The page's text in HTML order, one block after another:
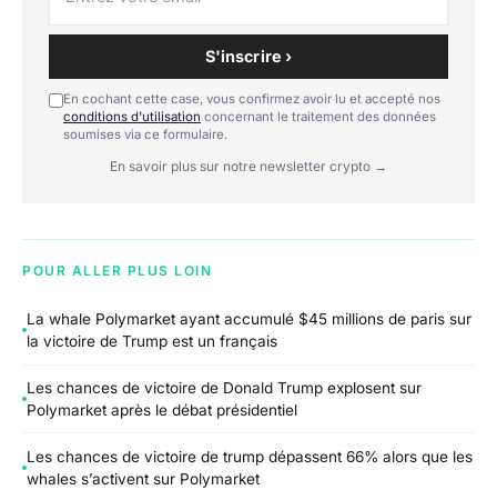
S'inscrire ›
En cochant cette case, vous confirmez avoir lu et accepté nos
conditions d'utilisation concernant le traitement des données
soumises via ce formulaire.
En savoir plus sur notre newsletter crypto →
POUR ALLER PLUS LOIN
La whale Polymarket ayant accumulé $45 millions de paris sur
la victoire de Trump est un français
Les chances de victoire de Donald Trump explosent sur
Polymarket après le débat présidentiel
Les chances de victoire de trump dépassent 66% alors que les
whales s’activent sur Polymarket